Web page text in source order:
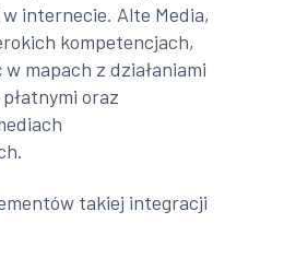
internecie. Alte Media,
kompetencjach,
mapach z działaniami
oraz
takiej integracji